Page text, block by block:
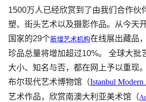
1500万人已经欣赏到了由我们合作伙
塑、街头艺术以及摄影作品。从今天
国家的29个新增艺术机构在线展出藏品
珍品总量将增加超过10%。 全球大批
大小、知名与否，都在网上予以重现
布尔现代艺术博物馆（Istanbul Modern
艺术作品，欣赏南澳大利亚美术馆（